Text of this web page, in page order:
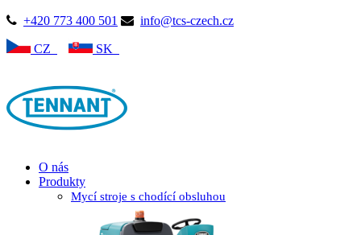
+420 773 400 501 info@tcs-czech.cz
CZ SK
O nás
Produkty
Mycí stroje s chodící obsluhou